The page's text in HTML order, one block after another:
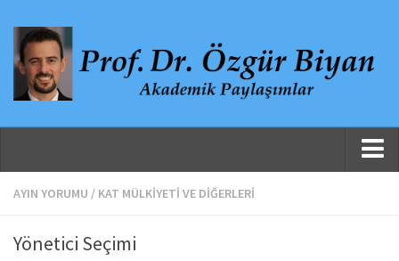
Ana Sayfa
Özgeçmiş
AYIN YORUMU / KAT MÜLKIYETI VE DIĞERLERI
Yönetici Seçimi